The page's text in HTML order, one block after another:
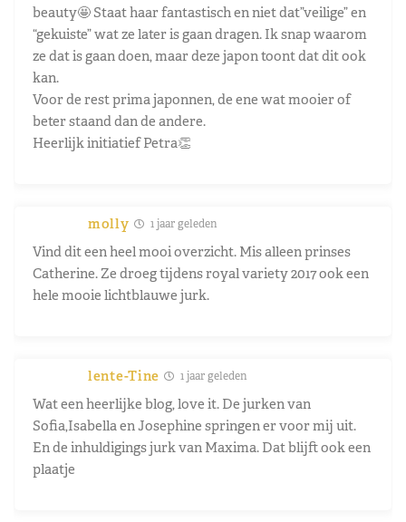
beauty🤩 Staat haar fantastisch en niet dat”veilige” en
“gekuiste” wat ze later is gaan dragen. Ik snap waarom
ze dat is gaan doen, maar deze japon toont dat dit ook
kan.
Voor de rest prima japonnen, de ene wat mooier of
beter staand dan de andere.
Heerlijk initiatief Petra👏
molly 1 jaar geleden
Vind dit een heel mooi overzicht. Mis alleen prinses
Catherine. Ze droeg tijdens royal variety 2017 ook een
hele mooie lichtblauwe jurk.
lente-Tine 1 jaar geleden
Wat een heerlijke blog, love it. De jurken van
Sofia,Isabella en Josephine springen er voor mij uit.
En de inhuldigings jurk van Maxima. Dat blijft ook een
plaatje